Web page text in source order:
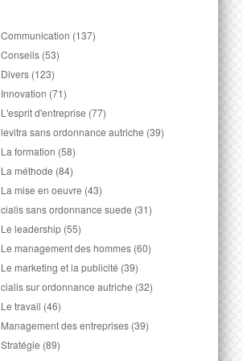
Communication (137)
Conseils (53)
Divers (123)
Innovation (71)
L'esprit d'entreprise (77)
levitra sans ordonnance autriche (39)
La formation (58)
La méthode (84)
La mise en oeuvre (43)
cialis sans ordonnance suede (31)
Le leadership (55)
Le management des hommes (60)
Le marketing et la publicité (39)
cialis sur ordonnance autriche (32)
Le travail (46)
Management des entreprises (39)
Stratégie (89)